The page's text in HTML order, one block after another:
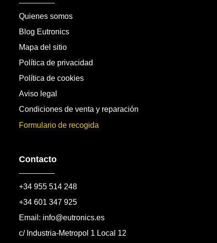
Quienes somos
Blog Eutronics
Mapa del sitio
Política de privacidad
Política de cookies
Aviso legal
Condiciones de venta y reparación
Formulario de recogida
Contacto
+34 955 514 248
+34 601 347 925
Email: info@eutronics.es
c/ Industria-Metropol 1 Local 12